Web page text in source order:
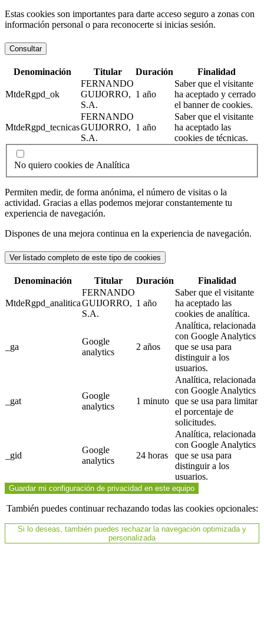
Estas cookies son importantes para darte acceso seguro a zonas con
información personal o para reconocerte si inicias sesión.
Consultar
Denominación Titular Duración Finalidad
MtdeRgpd_ok
FERNANDO
GUIJORRO,
S.A.
1 año
Saber que el visitante
ha aceptado y cerrado
el banner de cookies.
MtdeRgpd_tecnicas
FERNANDO
GUIJORRO,
S.A.
1 año
Saber que el visitante
ha aceptado las
cookies de técnicas.
No quiero cookies de Analítica
Permiten medir, de forma anónima, el número de visitas o la
actividad. Gracias a ellas podemos mejorar constantemente tu
experiencia de navegación.
Dispones de una mejora continua en la experiencia de navegación.
Ver listado completo de este tipo de cookies
Denominación Titular Duración Finalidad
MtdeRgpd_analitica
FERNANDO
GUIJORRO,
S.A.
1 año
Saber que el visitante
ha aceptado las
cookies de analítica.
_ga
Google
analytics
2 años
Analítica, relacionada
con Google Analytics
que se usa para
distinguir a los
usuarios.
_gat
Google
analytics
1 minuto
Analítica, relacionada
con Google Analytics
que se usa para limitar
el porcentaje de
solicitudes.
_gid
Google
analytics
24 horas
Analítica, relacionada
con Google Analytics
que se usa para
distinguir a los
usuarios.
Guardar mi configuración de privacidad en este equipo
También puedes continuar rechazando todas las cookies opcionales:
Si lo deseas, también puedes rechazar la navegación optimizada y
personalizada